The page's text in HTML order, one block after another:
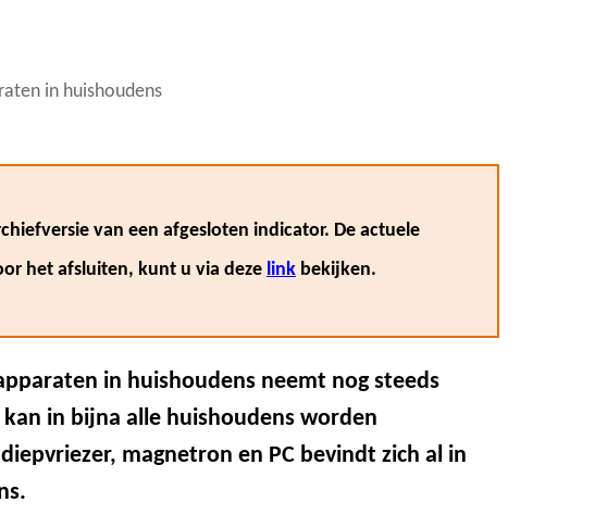
in huishoudens
van een afgesloten indicator. De actuele
het afsluiten, kunt u via deze link bekijken.
in huishoudens neemt nog steeds
in bijna alle huishoudens worden
magnetron en PC bevindt zich al in